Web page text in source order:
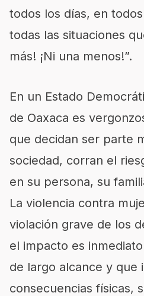
todos los días, en
todas las situaciones
más! ¡Ni una menos!”.
En un Estado
de Oaxaca es
que decidan ser parte
sociedad, corran el
en su persona, su
La violencia contra
violación grave de los
el impacto es
de largo alcance y que
consecuencias físicas,